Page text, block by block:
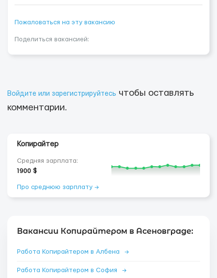
Пожаловаться на эту вакансию
Поделиться вакансией:
Войдите или зарегистрируйтесь чтобы оставлять
комментарии.
Копирайтер
Средняя зарплата:
1900 $
Про среднюю зарплату →
Вакансии Копирайтером в Асеновграде:
Работа Копирайтером в Албена →
Работа Копирайтером в София →